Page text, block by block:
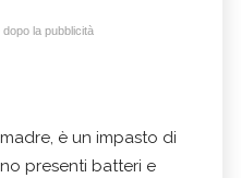
la pubblicità
è un impasto di
presenti batteri e